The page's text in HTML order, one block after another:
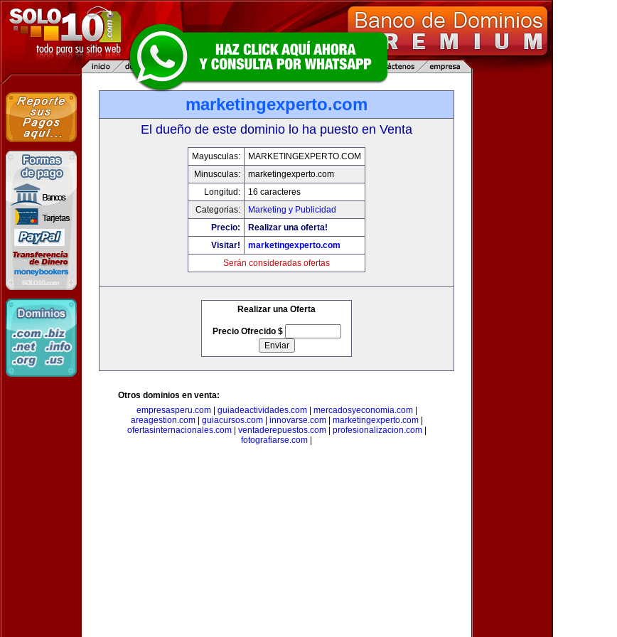
marketingexperto.com
El dueño de este dominio lo ha puesto en Venta
Mayusculas:
MARKETINGEXPERTO.COM
Minusculas:
marketingexperto.com
Longitud:
16 caracteres
Categorias:
Marketing y Publicidad
Precio:
Realizar una oferta!
Visitar!
marketingexperto.com
Serán consideradas ofertas
Realizar una Oferta
Precio Ofrecido $
Otros dominios en venta:
empresasperu.com| guiadeactividades.com| mercadosyeconomia.com|
areagestion.com| guiacursos.com| innovarse.com| marketingexperto.com|
ofertasinternacionales.com| ventaderepuestos.com| profesionalizacion.com|
fotografiarse.com